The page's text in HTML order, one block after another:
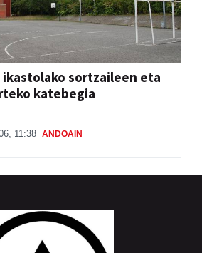
ikastolako sortzaileen eta
katebegia
11:38 ANDOAIN